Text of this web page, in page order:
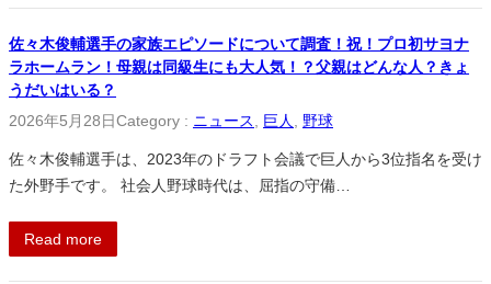
佐々木俊輔選手の家族エピソードについて調査！祝！プロ初サヨナ
ラホームラン！母親は同級生にも大人気！？父親はどんな人？きょ
うだいはいる？
2026年5月28日Category : ニュース 巨人 野球
佐々木俊輔選手は、2023年のドラフト会議で巨人から3位指名を受け
た外野手です。 社会人野球時代は、屈指の守備…
Read more